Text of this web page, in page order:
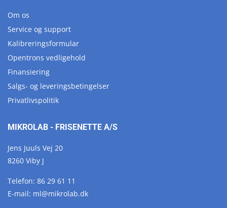
Om os
Service og support
Kalibreringsformular
Opentrons vedligehold
Finansiering
Salgs- og leveringsbetingelser
Privatlivspolitik
MIKROLAB - FRISENETTE A/S
Jens Juuls Vej 20
8260 Viby J
Telefon: 86 29 61 11
E-mail: ml@mikrolab.dk